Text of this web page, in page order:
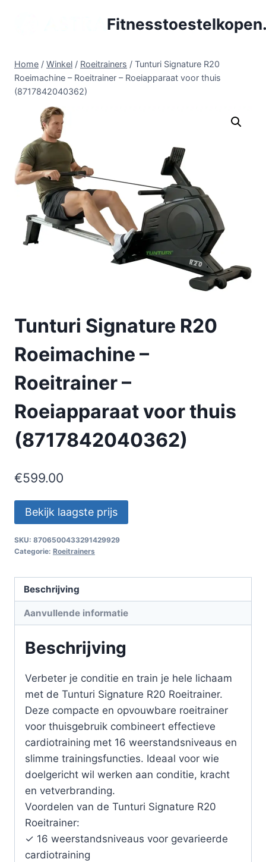
Home / Winkel / Roeitrainers / Tunturi Signature R20
Roeimachine – Roeitrainer – Roeiapparaat voor thuis
(8717842040362)
Tunturi Signature R20
Roeimachine –
Roeitrainer –
Roeiapparaat voor thuis
(8717842040362)
€599.00
Bekijk laagste prijs
SKU: 8706500433291429929
Categorie: Roeitrainers
Beschrijving
Aanvullende informatie
Beschrijving
Verbeter je conditie en train je hele lichaam
met de Tunturi Signature R20 Roeitrainer.
Deze compacte en opvouwbare roeitrainer
voor thuisgebruik combineert effectieve
cardiotraining met 16 weerstandsniveaus en
slimme trainingsfuncties. Ideaal voor wie
doelgericht wil werken aan conditie, kracht
en vetverbranding.
Voordelen van de Tunturi Signature R20
Roeitrainer:
✓ 16 weerstandsniveaus voor gevarieerde
cardiotraining